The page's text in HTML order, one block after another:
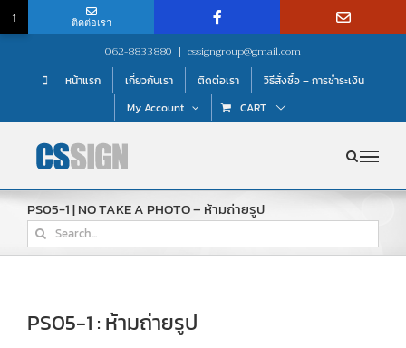
content
062-8833880 | cssigngroup@gmail.com
หน้าแรก เกี่ยวกับเรา ติดต่อเรา
วิธีสั่งซื้อ – การชำระเงิน
My Account
CART
PS05-1 | NO TAKE A PHOTO – ห้ามถ่ายรูป
Search
for:
PS05-1 : ห้ามถ่ายรูป
↑ ติดต่อเรา